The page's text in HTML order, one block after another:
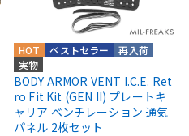
実物
再入荷
ベストセラー
HOT
BODY ARMOR VENT I.C.E. Ret
ro Fit Kit (GEN II) プレートキ
ャリア ベンチレーション 通気
パネル 2枚セット